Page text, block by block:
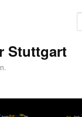
Stuttgart